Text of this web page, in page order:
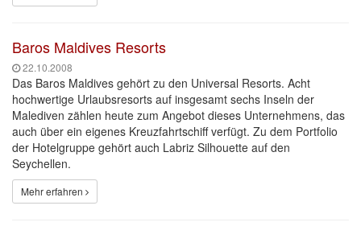
Baros Maldives Resorts
22.10.2008
Das Baros Maldives gehört zu den Universal Resorts. Acht
hochwertige Urlaubsresorts auf insgesamt sechs Inseln der
Malediven zählen heute zum Angebot dieses Unternehmens, das
auch über ein eigenes Kreuzfahrtschiff verfügt. Zu dem Portfolio
der Hotelgruppe gehört auch Labriz Silhouette auf den
Seychellen.
Mehr erfahren